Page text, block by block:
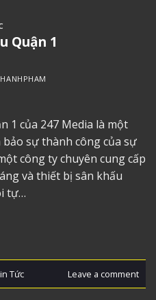
Quận 1
1 của 247 Media là một
sự thành công của sự
công ty chuyên cung cấp
và thiết bị sân khấu
tự…
Tức Leave a comment